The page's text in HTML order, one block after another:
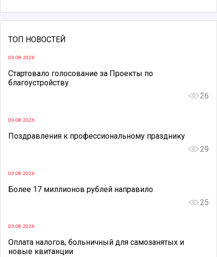
ТОП НОВОСТЕЙ
03.08.2026
Стартовало голосование за Проекты по
благоустройству
26
03.08.2026
Поздравления к профессиональному празднику
29
03.08.2026
Более 17 миллионов рублей направило
25
03.08.2026
Оплата налогов, больничный для самозанятых и
новые квитанции